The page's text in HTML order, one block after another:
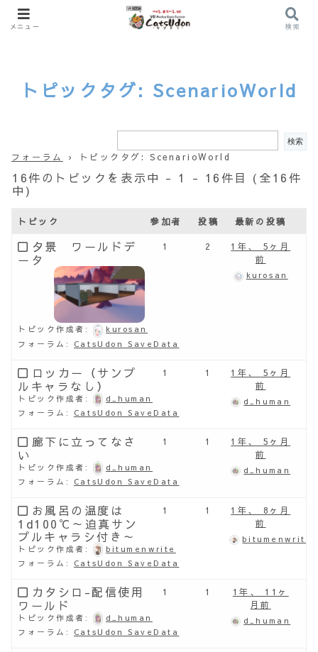
トピックタグ: ScenarioWorld
フォーラム › トピックタグ: ScenarioWorld
16件のトピックを表示中 - 1 - 16件目 (全16件
中)
トピック 参加者 投稿 最新の投稿
夕景 ワールドデ
ータ
トピック作成者:
kurosan
フォーラム: CatsUdon SaveData
1 2
1年、 5ヶ月
前
kurosan
ロッカー（サンプ
ルキャラなし）
トピック作成者:
d_human
フォーラム: CatsUdon SaveData
1 1
1年、 5ヶ月
前
d_human
廊下に立ってなさ
い
トピック作成者:
d_human
フォーラム: CatsUdon SaveData
1 1
1年、 5ヶ月
前
d_human
お風呂の温度は
1d100℃～迫真サン
プルキャラシ付き～
トピック作成者:
bitumenwrite
フォーラム: CatsUdon SaveData
1 1
1年、 8ヶ月
前
bitumenwrite
カタシロ-配信使用
ワールド
トピック作成者:
d_human
フォーラム: CatsUdon SaveData
1 1
1年、 11ヶ
月前
d_human
メニュー 検索